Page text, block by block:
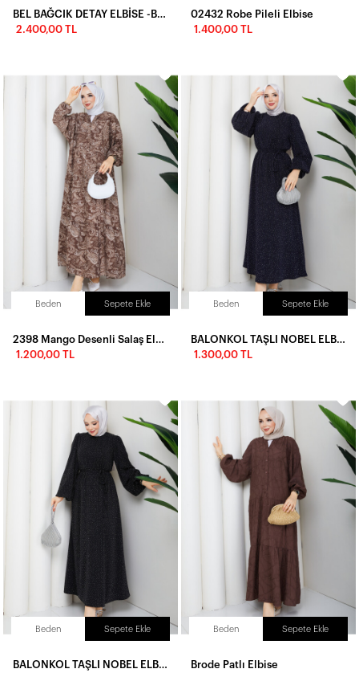
2.400,00 TL
02432 Robe Pileli Elbise
1.400,00 TL
Beden Sepete Ekle
1.200,00 TL
Beden Sepete Ekle
1.300,00 TL
Beden Sepete Ekle Beden Sepete Ekle
Brode Patlı Elbise